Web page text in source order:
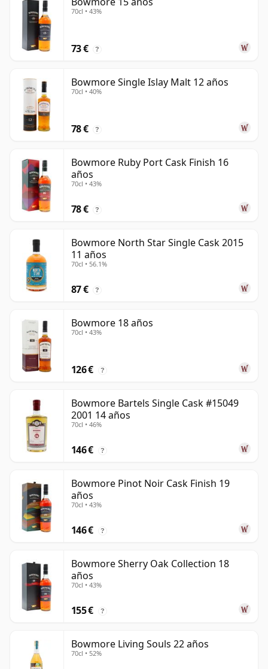
70cl • 43%
73 € ?
Bowmore Single Islay Malt 12 años
70cl • 40%
78 € ?
Bowmore Ruby Port Cask Finish 16
años
70cl • 43%
78 € ?
Bowmore North Star Single Cask 2015
11 años
70cl • 56.1%
87 € ?
Bowmore 18 años
70cl • 43%
126 € ?
Bowmore Bartels Single Cask #15049
2001 14 años
70cl • 46%
146 € ?
Bowmore Pinot Noir Cask Finish 19
años
70cl • 43%
146 € ?
Bowmore Sherry Oak Collection 18
años
70cl • 43%
155 € ?
Bowmore Living Souls 22 años
70cl • 52%